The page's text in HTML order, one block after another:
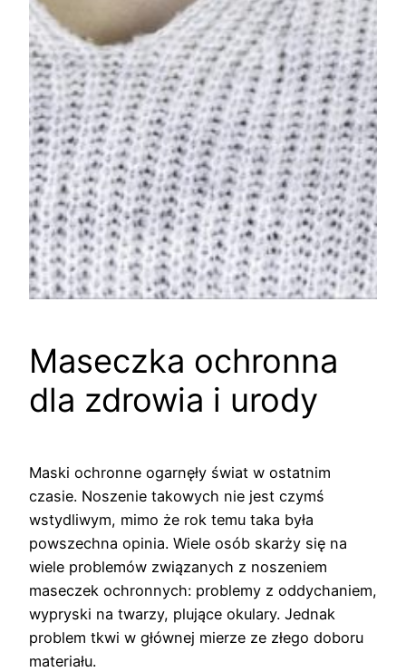
Maseczka ochronna
dla zdrowia i urody
Maski ochronne ogarnęły świat w ostatnim
czasie. Noszenie takowych nie jest czymś
wstydliwym, mimo że rok temu taka była
powszechna opinia. Wiele osób skarży się na
wiele problemów związanych z noszeniem
maseczek ochronnych: problemy z oddychaniem,
wypryski na twarzy, plujące okulary. Jednak
problem tkwi w głównej mierze ze złego doboru
materiału.